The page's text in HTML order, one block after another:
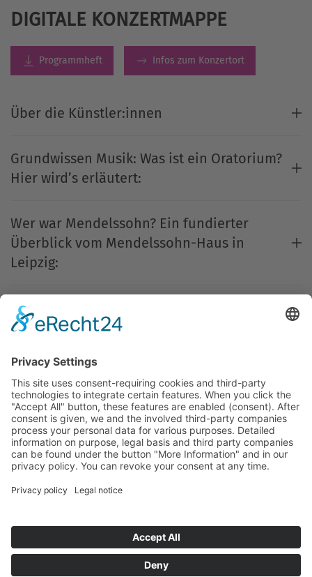
DIGITALE KONZERTMAPPE
Programmheft Infos zum Konzertort
Über die Künstler:innen
Grundwissen Musik: Was ist ein Oratorium?
Hier wird’s erläutert:
Wer war Mendelssohn? Ein fundierter
Überblick vom Mendelssohn-Haus in
Leipzig:
Literaturtipp: Emanuel Carréres Roman „Das
Reich Gottes” setzt sich u.a. mit Paulus
Home Impressum